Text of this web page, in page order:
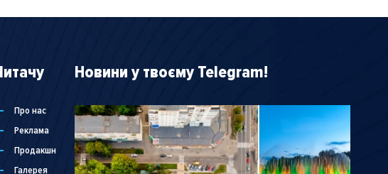
Про нас
Реклама
Продакшн
Галерея
Новини у твоєму Telegram!